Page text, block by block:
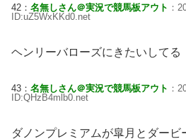
42： 名無しさん＠実況で競馬板アウト ：
ID:uZ5WxKKd0.net
ヘンリーバローズにきたいしてる
43： 名無しさん＠実況で競馬板アウト ：
ID:QHzB4mlb0.net
ダノンプレミアムが皐月とダービ